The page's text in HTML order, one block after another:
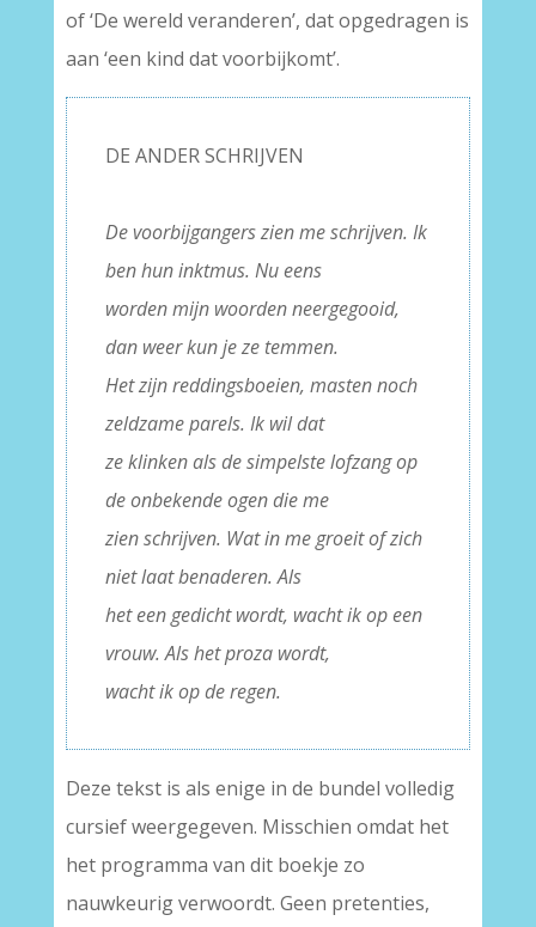
of ‘De wereld veranderen’, dat opgedragen is
aan ‘een kind dat voorbijkomt’.
DE ANDER SCHRIJVEN
De voorbijgangers zien me schrijven. Ik
ben hun inktmus. Nu eens
worden mijn woorden neergegooid,
dan weer kun je ze temmen.
Het zijn reddingsboeien, masten noch
zeldzame parels. Ik wil dat
ze klinken als de simpelste lofzang op
de onbekende ogen die me
zien schrijven. Wat in me groeit of zich
niet laat benaderen. Als
het een gedicht wordt, wacht ik op een
vrouw. Als het proza wordt,
wacht ik op de regen.
Deze tekst is als enige in de bundel volledig
cursief weergegeven. Misschien omdat het
het programma van dit boekje zo
nauwkeurig verwoordt. Geen pretenties,